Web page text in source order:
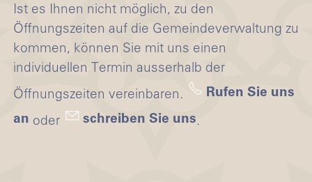
Ist es Ihnen nicht möglich, zu den
Öffnungszeiten auf die Gemeindeverwaltung zu
kommen, können Sie mit uns einen
individuellen Termin ausserhalb der
Öffnungszeiten vereinbaren.
Rufen Sie uns
an oder schreiben Sie uns.